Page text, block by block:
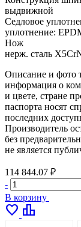
выдвижной
Седловое
уплотнение:
Нож
нерж. сталь
Описание и фото
информация о
и цвете, стране
паспорта носят
последних
Производитель
без
не является
114 844.07 ₽
-
В корзину
favorite leaderboard